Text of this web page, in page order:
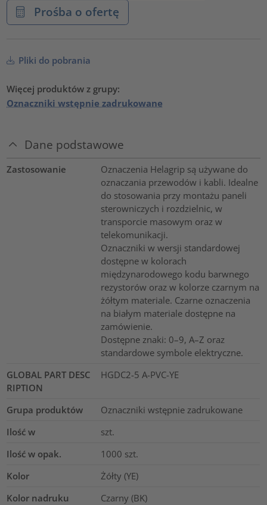
Prośba o ofertę
Pliki do pobrania
Więcej produktów z grupy:
Oznaczniki wstępnie zadrukowane
Dane podstawowe
Zastosowanie
Oznaczenia Helagrip są używane do
oznaczania przewodów i kabli. Idealne
do stosowania przy montażu paneli
sterowniczych i rozdzielnic, w
transporcie masowym oraz w
telekomunikacji.
Oznaczniki w wersji standardowej
dostępne w kolorach
międzynarodowego kodu barwnego
rezystorów oraz w kolorze czarnym na
żółtym materiale. Czarne oznaczenia
na białym materiale dostępne na
zamówienie.
Dostępne znaki: 0–9, A–Z oraz
standardowe symbole elektryczne.
GLOBAL PART DESC
RIPTION
HGDC2-5 A-PVC-YE
Grupa produktów
Oznaczniki wstępnie zadrukowane
Ilość w
szt.
Ilość w opak.
1000 szt.
Kolor
Żółty (YE)
Kolor nadruku
Czarny (BK)